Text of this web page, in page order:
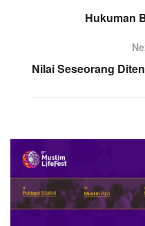
Hukuman
Nilai Seseorang